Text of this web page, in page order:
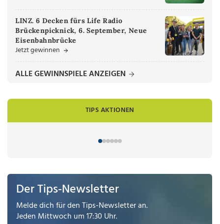
LINZ. 6 Decken fürs Life Radio
Brückenpicknick, 6. September, Neue
Eisenbahnbrücke
Jetzt gewinnen
ALLE GEWINNSPIELE ANZEIGEN
TIPS AKTIONEN
Der Tips-Newsletter
Melde dich für den Tips-Newsletter an.
Jeden Mittwoch um 17:30 Uhr.